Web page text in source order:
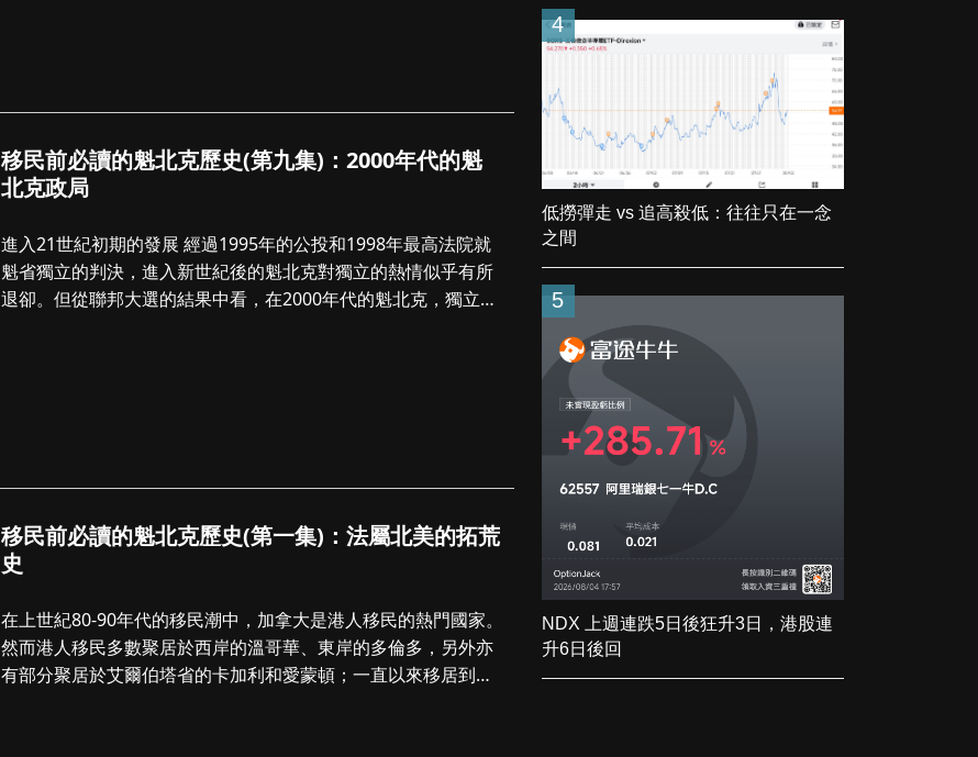
移民前必讀的魁北克歷史(第九集)：2000年代的魁
北克政局
進入21世紀初期的發展 經過1995年的公投和1998年最高法院就
魁省獨立的判決，進入新世紀後的魁北克對獨立的熱情似乎有所
退卻。但從聯邦大選的結果中看，在2000年代的魁北克，獨立一
移民前必讀的魁北克歷史(第一集)：法屬北美的拓荒
史
在上世紀80-90年代的移民潮中，加拿大是港人移民的熱門國家。
然而港人移民多數聚居於西岸的溫哥華、東岸的多倫多，另外亦
有部分聚居於艾爾伯塔省的卡加利和愛蒙頓；一直以來移居到魁
4
低撈彈走 vs 追高殺低：往往只在一念
之間
5
NDX 上週連跌5日後狂升3日，港股連
升6日後回